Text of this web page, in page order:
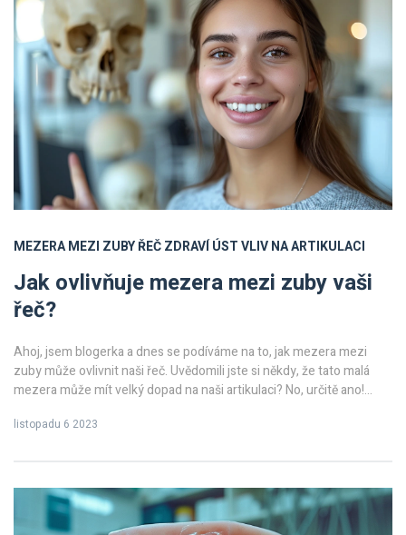
MEZERA MEZI ZUBYŘEČZDRAVÍ ÚSTVLIV NA ARTIKULACI
Jak ovlivňuje mezera mezi zuby vaši
řeč?
Ahoj, jsem blogerka a dnes se podíváme na to, jak mezera mezi
zuby může ovlivnit naši řeč. Uvědomili jste si někdy, že tato malá
mezera může mít velký dopad na naši artikulaci? No, určitě ano!
několika užitečnými informacemi. Přidejte se k nám a dozvíte se
listopadu 6 2023